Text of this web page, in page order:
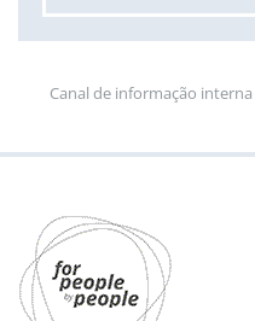
Canal de informação interna